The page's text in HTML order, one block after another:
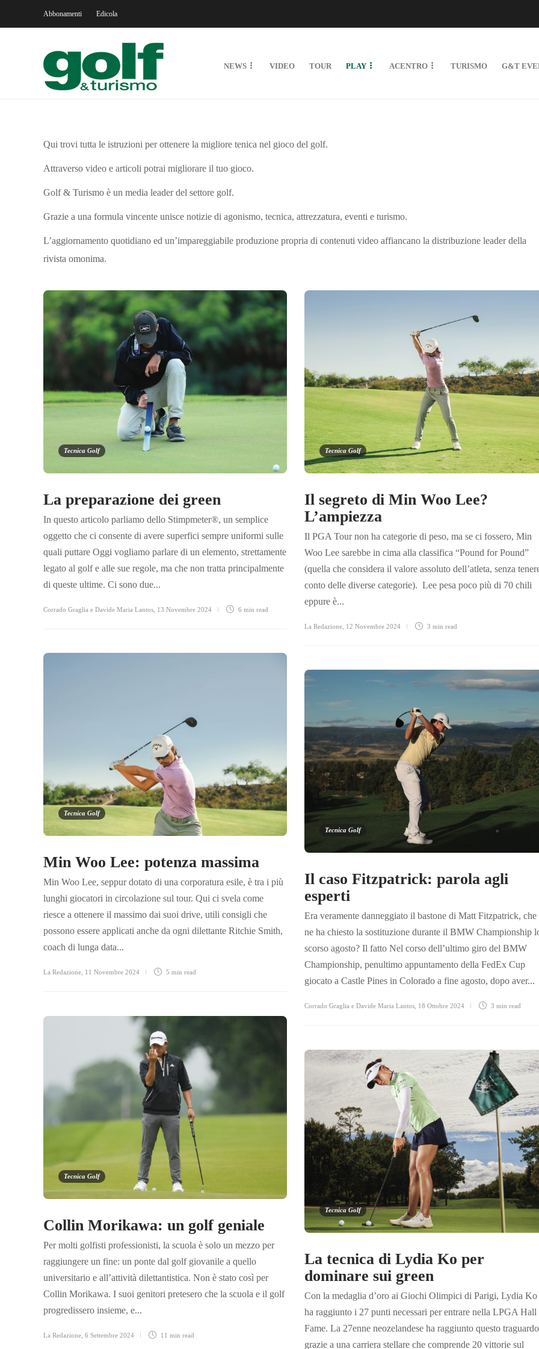
Abbonamenti Edicola
NEWS VIDEO TOUR PLAY ACENTRO TURISMO G&T
Qui trovi tutta le istruzioni per ottenere la migliore tenica nel gioco del golf.
Attraverso video e articoli potrai migliorare il tuo gioco.
Golf & Turismo è un media leader del settore golf.
Grazie a una formula vincente unisce notizie di agonismo, tecnica, attrezzatura, eventi e turismo.
L’aggiornamento quotidiano ed un’impareggiabile produzione propria di contenuti video affiancano la distribuzione leader della
rivista omonima.
Tecnica Golf
La preparazione dei green
In questo articolo parliamo dello Stimpmeter®, un semplice
oggetto che ci consente di avere superfici sempre uniformi sulle
quali puttare Oggi vogliamo parlare di un elemento, strettamente
legato al golf e alle sue regole, ma che non tratta principalmente
di queste ultime. Ci sono due...
Corrado Graglia e Davide Maria Lantos 13 Novembre 2024 6 min read
Tecnica Golf
Il segreto di Min Woo Lee?
L’ampiezza
Il PGA Tour non ha categorie di peso, ma se ci fossero, Min
Woo Lee sarebbe in cima alla classifica “Pound for Pound”
(quella che considera il valore assoluto dell’atleta, senza
conto delle diverse categorie). Lee pesa poco più di 70 chili
eppure è...
La Redazione 12 Novembre 2024 3 min read
Tecnica Golf
Min Woo Lee: potenza massima
Min Woo Lee, seppur dotato di una corporatura esile, è tra i più
lunghi giocatori in circolazione sul tour. Qui ci svela come
riesce a ottenere il massimo dai suoi drive, utili consigli che
possono essere applicati anche da ogni dilettante Ritchie Smith,
coach di lunga data...
La Redazione 11 Novembre 2024 5 min read
Tecnica Golf
Il caso Fitzpatrick: parola agli
esperti
Era veramente danneggiato il bastone di Matt Fitzpatrick, che
ne ha chiesto la sostituzione durante il BMW Championship
scorso agosto? Il fatto Nel corso dell’ultimo giro del BMW
Championship, penultimo appuntamento della FedEx Cup
giocato a Castle Pines in Colorado a fine agosto, dopo aver...
Corrado Graglia e Davide Maria Lantos 18 Ottobre 2024 3 min read
Tecnica Golf
Collin Morikawa: un golf geniale
Per molti golfisti professionisti, la scuola è solo un mezzo per
raggiungere un fine: un ponte dal golf giovanile a quello
universitario e all’attività dilettantistica. Non è stato così per
Collin Morikawa. I suoi genitori pretesero che la scuola e il golf
progredissero insieme, e...
La Redazione 6 Settembre 2024 11 min read
Tecnica Golf
La tecnica di Lydia Ko per
dominare sui green
Con la medaglia d’oro ai Giochi Olimpici di Parigi, Lydia Ko
ha raggiunto i 27 punti necessari per entrare nella LPGA Hall
Fame. La 27enne neozelandese ha raggiunto questo traguardo
grazie a una carriera stellare che comprende 20 vittorie sul